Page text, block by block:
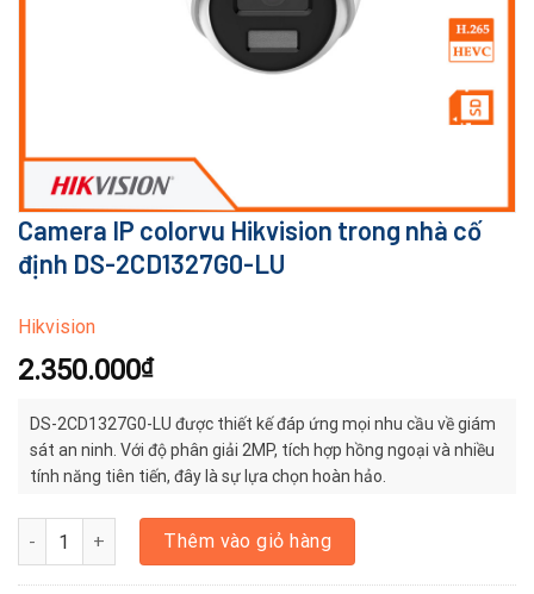
Camera IP colorvu Hikvision trong nhà cố
định DS-2CD1327G0-LU
Hikvision
2.350.000₫
DS-2CD1327G0-LU được thiết kế đáp ứng mọi nhu cầu về giám
sát an ninh. Với độ phân giải 2MP, tích hợp hồng ngoại và nhiều
tính năng tiên tiến, đây là sự lựa chọn hoàn hảo.
Camera IP colorvu Hikvision trong nhà cố định DS-2CD1327G0-LU
Thêm vào giỏ hàng